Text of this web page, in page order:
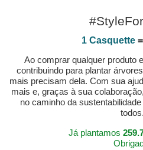
1 Casquette=
Ao comprar qualquer produto
contribuindo para plantar
mais precisam dela. Com sua
mais e, graças à sua
no caminho da
todos.
Já plantamos